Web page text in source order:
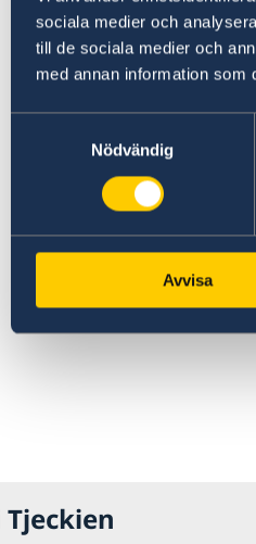
sociala medier och
till de sociala medier och
med annan information som
Nödvändig
Avvisa
Ove
i trädgården
jul
Tjeckien